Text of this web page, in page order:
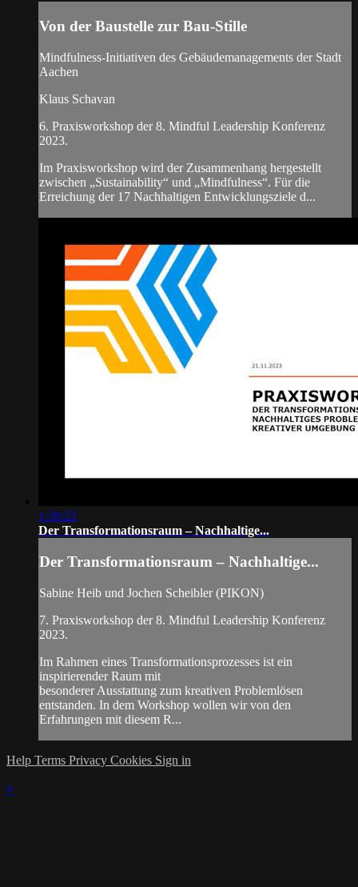
Von der Baustelle zur Bau-Stille
Mindfulness-Initiativen des Gebäudemanagements der Stadt
Aachen
Klaus Schavan
6. Praxisworkshop der 8. Mindful Leadership Konferenz
2023.
Im Praxisworkshop wird der Zusammenhang hergestellt
zwischen „Sustainability“ und „Mindfulness“. Für die
Erreichung der 17 Nachhaltigen Entwicklungsziele d...
1:39:22
Der Transformationsraum – Nachhaltige...
Der Transformationsraum – Nachhaltige...
Sabine Heib und Jochen Scheibler (PIKON)
7. Praxisworkshop der 8. Mindful Leadership Konferenz
2023.
Im Rahmen eines Transformationsprozesses ist ein
inspirierender Raum mit
besonderer Ausstattung zum kreativen Problemlösen
entstanden. In dem Workshop wollen wir von den
Erfahrungen mit diesem R...
Help Terms Privacy Cookies Sign in
×